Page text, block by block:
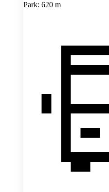
Park: 620 m